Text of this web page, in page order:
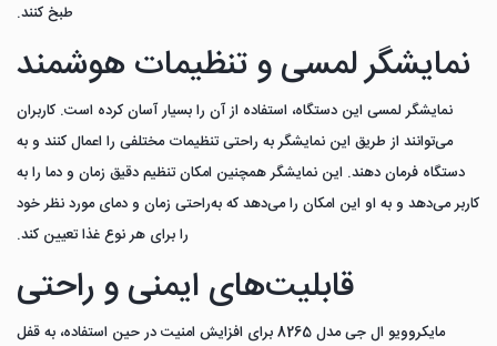
طبخ کنند.
نمایشگر لمسی و تنظیمات هوشمند
نمایشگر لمسی این دستگاه، استفاده از آن را بسیار آسان کرده است. کاربران
می‌توانند از طریق این نمایشگر به راحتی تنظیمات مختلفی را اعمال کنند و به
دستگاه فرمان دهند. این نمایشگر همچنین امکان تنظیم دقیق زمان و دما را به
کاربر می‌دهد و به او این امکان را می‌دهد که به‌راحتی زمان و دمای مورد نظر خود
را برای هر نوع غذا تعیین کند.
قابلیت‌های ایمنی و راحتی
مایکروویو ال جی مدل 8265 برای افزایش امنیت در حین استفاده، به قفل